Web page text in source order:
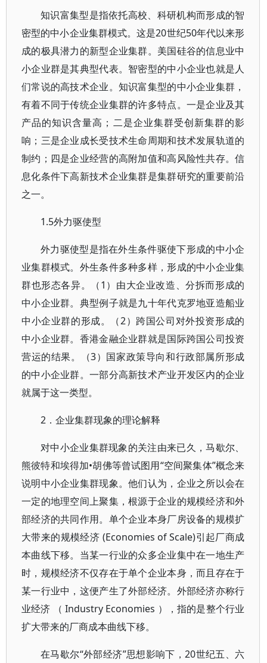
知识富集型是指依托高校、科研机构而形成的智
密型的中小企业集群模式。这是20世纪50年代以来形
成的极具潜力的新型企业集群。美国硅谷的信息业中
小企业群是其典型代表。智密型的中小企业也就是人
们常说的高技术企业。知识富集型的中小企业集群，
有着不同于传统企业集群的许多特点。一是企业及其
产品的知识含量高；二是企业集群受创新集群的影
响；三是企业成长受技术生命周期和技术发展轨道的
制约；四是企业经营的高附加值和高风险性共存。信
息化条件下高新技术企业集群是集群研究的重要前沿
之一。
1.5外力驱使型
外力驱使型是指在外生条件驱使下形成的中小企
业集群模式。外生条件多种多样，形成的中小企业集
群也形态各异。（1）由大企业改造、分拆而形成的
中小企业群。典型例子就是九十年代克罗地亚造船业
中小企业群的形成。（2）跨国公司对外投资形成的
中小企业群。香港金融企业群就是国际跨国公司投资
营运的结果。（3）国家政策导向和行政部属所形成
的中小企业群。一部分高新技术产业开发区内的企业
就属于这一类型。
2．企业集群现象的理论解释
对中小企业集群现象的关注由来已久，马歇尔、
熊彼特和埃得加•胡佛等曾试图用“空间聚集体”概念来
说明中小企业集群现象。他们认为，企业之所以会在
一定的地理空间上聚集，根源于企业的规模经济和外
部经济的共同作用。单个企业本身厂房设备的规模扩
大带来的规模经济 (Economies of Scale)引起厂商成
本曲线下移。当某一行业的众多企业集中在一地生产
时，规模经济不仅存在于单个企业本身，而且存在于
某一行业中，这便产生了外部经济。外部经济亦称行
业经济 （ Industry Economies ），指的是整个行业
扩大带来的厂商成本曲线下移。
在马歇尔“外部经济”思想影响下，20世纪五、六